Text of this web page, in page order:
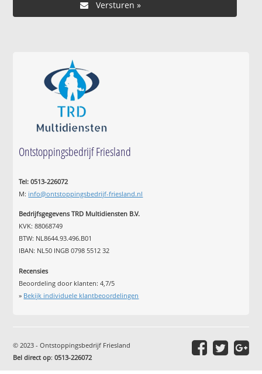
Ontstoppingsbedrijf Friesland
Tel: 0513-226072
M: info@ontstoppingsbedrijf-friesland.nl
Bedrijfsgegevens TRD Multidiensten B.V.
KVK: 88068749
BTW: NL8644.93.496.B01
IBAN: NL50 INGB 0798 5512 32
Recensies
Beoordeling door klanten:4,7/5
» Bekijk individuele klantbeoordelingen
© 2023 - Ontstoppingsbedrijf Friesland
Bel direct op:0513-226072